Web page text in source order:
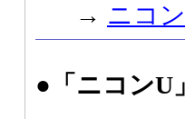
→ ニコ
●「ニコンU